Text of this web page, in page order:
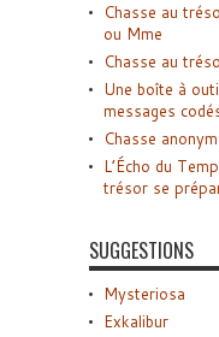
Chasse au
ou Mme
Chasse au
Une boîte à
messages
Chasse
L’Écho du
trésor se
SUGGESTIONS
Mysteriosa
Exkalibur